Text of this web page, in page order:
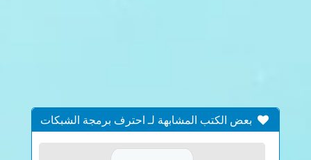
بعض الكتب المشابهة لـ احترف برمجة الشبكات
والنظم الموزعة الإصدار الكامل 2006